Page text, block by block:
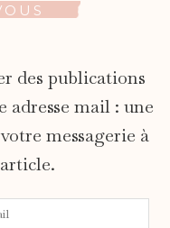
des publications
adresse mail : une
messagerie à